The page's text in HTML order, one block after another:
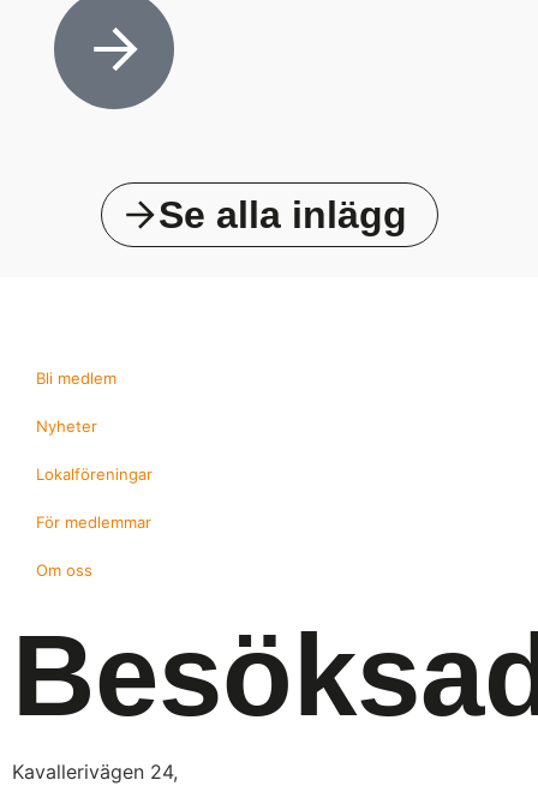
Se alla inlägg
Bli medlem
Nyheter
Lokalföreningar
För medlemmar
Om oss
Kavallerivägen 24,